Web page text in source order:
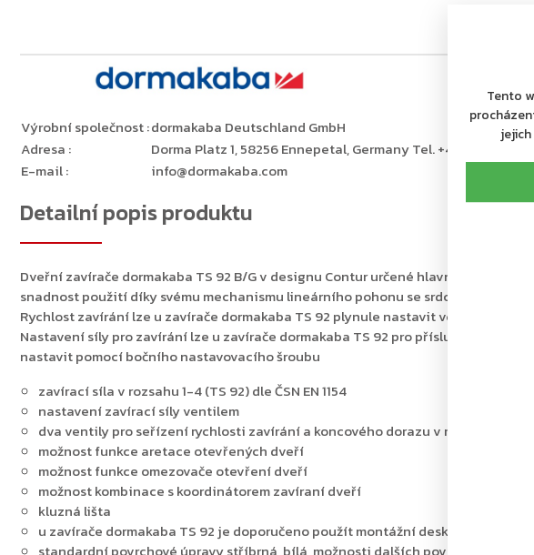
Tento
Detailní popis produktu
Dveřní zavírače dormakaba TS 92 B/G v designu Contur určené hlavně pro
snadnost použití díky svému mechanismu lineárního pohonu se srdcovitou
Rychlost zavírání lze u zavírače dormakaba TS 92 plynule nastavit ve dvou
Nastavení síly pro zavírání lze u zavírače dormakaba TS 92 pro příslušnou šířku a
nastavit pomocí bočního nastavovacího šroubu
zavírací síla v rozsahu 1-4 (TS 92) dle ČSN EN 1154
nastavení zavírací síly ventilem
dva ventily pro seřízení rychlosti zavírání a koncového dorazu v rozsahu 0° - 15° /
možnost funkce aretace otevřených dveří
možnost funkce omezovače otevření dveří
možnost kombinace s koordinátorem zavíraní dveří
kluzná lišta
u zavírače dormakaba TS 92 je doporučeno použít montážní desku
Výrobní společnost:dormakaba Deutschland GmbH
Adresa :
Dorma Platz 1, 58256 Ennepetal, Germany Tel. +49 2333 793-0
E-mail: info@dormakaba.com